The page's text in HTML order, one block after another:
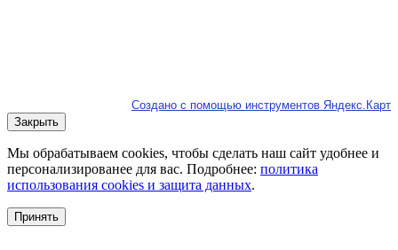
Создано с помощью инструментов Яндекс.Карт
Закрыть
Мы обрабатываем cookies, чтобы сделать наш сайт удобнее и
персонализированее для вас. Подробнее: политика
использования cookies и защита данных.
Принять